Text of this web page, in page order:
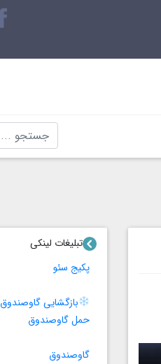
تبلیغات لینکی
پکیج سئو
بازگشایی گاوصندوق
حمل گاوصندوق
گاوصندوق